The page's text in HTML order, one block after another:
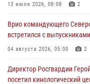
ОМОН «Ойрат» Управления
08 августа 2026, 07:00
В Москве росгвардейцы
08 августа 2026, 06:32 1
13 июля 2026, 08:08 2
Врио командующего
встретился с
04 августа 2026, 05:00 2
Директор Росгвардии
посетил кинологический